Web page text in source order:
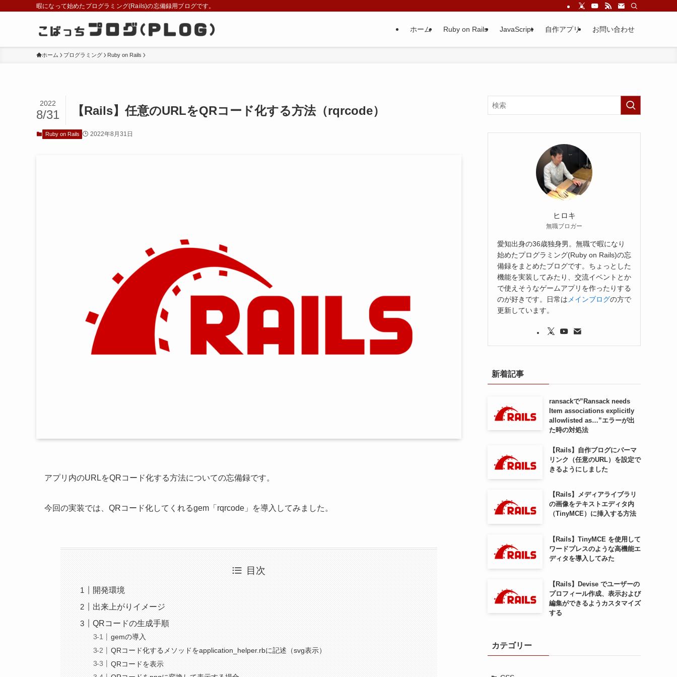
暇になって始めたプログラミング(Rails)の忘備録用ブログです。
ホーム Ruby on Rails JavaScript 自作アプリ お問い合わせ
ホーム プログラミング Ruby on Rails
【Rails】任意のURLをQRコード化する方法（rqrcode）
2022
8/31
Ruby on Rails 2022年8月31日
アプリ内のURLをQRコード化する方法についての忘備録です。
今回の実装では、QRコード化してくれるgem「rqrcode」を導入してみました。
目次
開発環境
出来上がりイメージ
QRコードの生成手順
gemの導入
QRコード化するメソッドをapplication_helper.rbに記述（svg表示）
QRコードを表示
ヒロキ
無職ブロガー
愛知出身の36歳独身男。無職で暇になり
始めたプログラミング(Ruby on Rails)の忘
備録をまとめたブログです。ちょっとした
機能を実装してみたり、交流イベントとか
で使えそうなゲームアプリを作ったりする
のが好きです。日常は メインブログの方で
更新しています。
新着記事
ransackで”Ransack needs
Item associations explicitly
allowlisted as…”エラーが出
た時の対処法
【Rails】自作ブログにパーマ
リンク（任意のURL）を設定で
きるようにしました
【Rails】メディアライブラリ
の画像をテキストエディタ内
（TinyMCE）に挿入する方法
【Rails】TinyMCE を使用して
ワードプレスのような高機能エ
ディタを導入してみた
【Rails】Devise でユーザーの
プロフィール作成、表示および
編集ができるようカスタマイズ
する
カテゴリー